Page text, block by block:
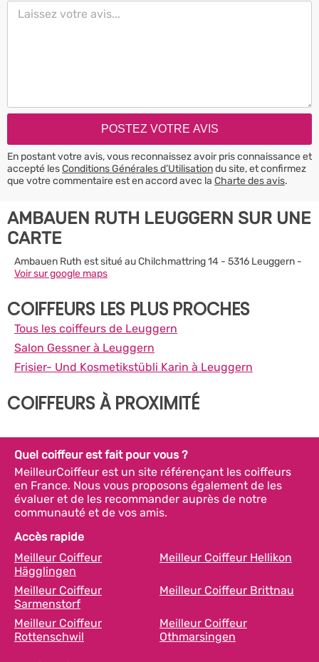
En postant votre avis, vous reconnaissez avoir pris connaissance et
accepté lesConditions Générales d’Utilisationdu site, et confirmez
que votre commentaire est en accord avec la Charte des avis.
AMBAUEN RUTH LEUGGERN SUR UNE
CARTE
Ambauen Ruth est situé au Chilchmattring 14 - 5316 Leuggern -
Voir sur google maps
COIFFEURS LES PLUS PROCHES
Tous les coiffeurs de Leuggern
Salon Gessner à Leuggern
Frisier- Und Kosmetikstübli Karin à Leuggern
COIFFEURS À PROXIMITÉ
Quel coiffeur est fait pour vous ?
MeilleurCoiffeur est un site référençant les coiffeurs
en France. Nous vous proposons également de les
évaluer et de les recommander auprès de notre
communauté et de vos amis.
Accès rapide
Meilleur Coiffeur
Hägglingen
Meilleur Coiffeur Hellikon
Meilleur Coiffeur
Sarmenstorf
Meilleur Coiffeur Brittnau
Meilleur Coiffeur
Rottenschwil
Meilleur Coiffeur
Othmarsingen